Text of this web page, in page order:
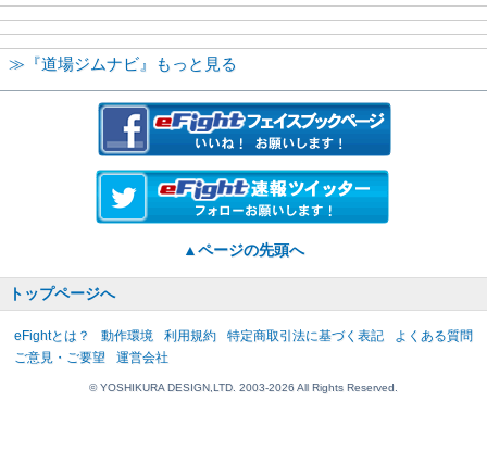
≫『道場ジムナビ』もっと見る
▲ページの先頭へ
トップページへ
eFightとは？ 動作環境 利用規約 特定商取引法に基づく表記
よくある質問
ご意見・ご要望
運営会社
© YOSHIKURA DESIGN,LTD. 2003-2026 All Rights Reserved.